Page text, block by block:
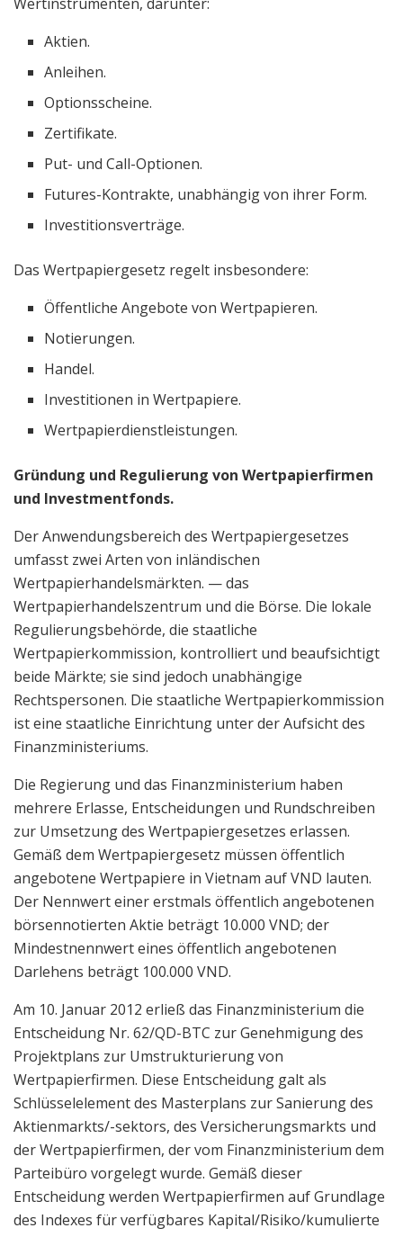
Aktien.
Anleihen.
Optionsscheine.
Zertifikate.
Put- und Call-Optionen.
Futures-Kontrakte, unabhängig von ihrer Form.
Investitionsverträge.
Das Wertpapiergesetz regelt insbesondere:
Öffentliche Angebote von Wertpapieren.
Notierungen.
Handel.
Investitionen in Wertpapiere.
Wertpapierdienstleistungen.
Gründung und Regulierung von Wertpapierfirmen
und Investmentfonds.
Der Anwendungsbereich des Wertpapiergesetzes
umfasst zwei Arten von inländischen
Wertpapierhandelsmärkten. — das
Wertpapierhandelszentrum und die Börse. Die lokale
Regulierungsbehörde, die staatliche
Wertpapierkommission, kontrolliert und beaufsichtigt
beide Märkte; sie sind jedoch unabhängige
Rechtspersonen. Die staatliche Wertpapierkommission
ist eine staatliche Einrichtung unter der Aufsicht des
Finanzministeriums.
Die Regierung und das Finanzministerium haben
mehrere Erlasse, Entscheidungen und Rundschreiben
zur Umsetzung des Wertpapiergesetzes erlassen.
Gemäß dem Wertpapiergesetz müssen öffentlich
angebotene Wertpapiere in Vietnam auf VND lauten.
Der Nennwert einer erstmals öffentlich angebotenen
börsennotierten Aktie beträgt 10.000 VND; der
Mindestnennwert eines öffentlich angebotenen
Darlehens beträgt 100.000 VND.
Am 10. Januar 2012 erließ das Finanzministerium die
Entscheidung Nr. 62/QD-BTC zur Genehmigung des
Projektplans zur Umstrukturierung von
Wertpapierfirmen. Diese Entscheidung galt als
Schlüsselelement des Masterplans zur Sanierung des
Aktienmarkts/-sektors, des Versicherungsmarkts und
der Wertpapierfirmen, der vom Finanzministerium dem
Parteibüro vorgelegt wurde. Gemäß dieser
Entscheidung werden Wertpapierfirmen auf Grundlage
des Indexes für verfügbares Kapital/Risiko/kumulierte